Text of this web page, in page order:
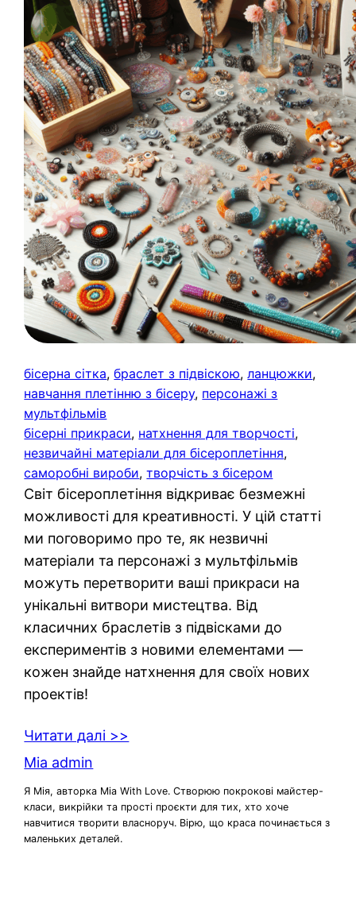
бісерна сітка, браслет з підвіскою, ланцюжки
навчання плетінню з бісеру, персонажі з
мультфільмів
бісерні прикраси, натхнення для творчості
незвичайні матеріали для бісероплетіння
саморобні вироби, творчість з бісером
Світ бісероплетіння відкриває безмежні
можливості для креативності. У цій статті
ми поговоримо про те, як незвичні
матеріали та персонажі з мультфільмів
можуть перетворити ваші прикраси на
унікальні витвори мистецтва. Від
класичних браслетів з підвісками до
експериментів з новими елементами —
кожен знайде натхнення для своїх нових
проектів!
Читати далі >>
Mia admin
Я Мія, авторка Mia With Love. Створюю покрокові майстер-
класи, викрійки та прості проєкти для тих, хто хоче
навчитися творити власноруч. Вірю, що краса починається з
маленьких деталей.